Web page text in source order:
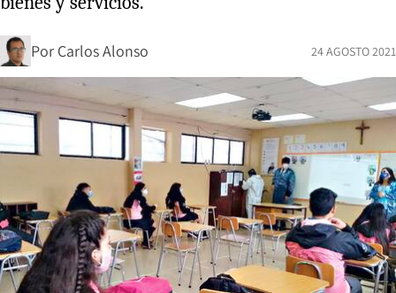
Por Carlos Alonso 24 AGOSTO 2021